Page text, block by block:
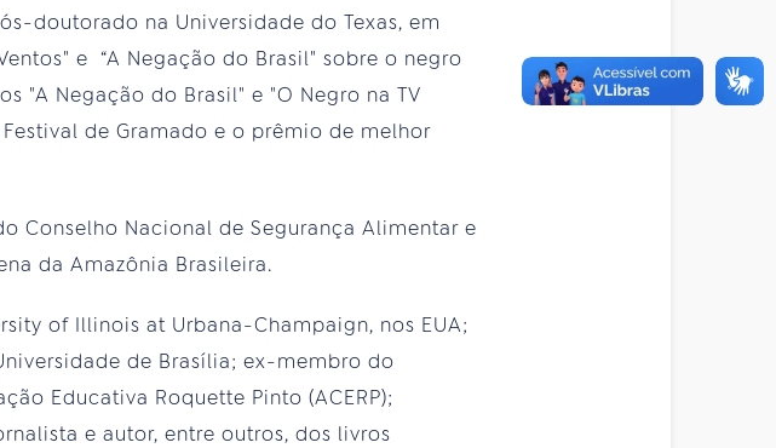
doutorado na Universidade do Texas, em
e “A Negação do Brasil" sobre o negro
"A Negação do Brasil" e "O Negro na TV
de Gramado e o prêmio de melhor
Conselho Nacional de Segurança Alimentar e
da Amazônia Brasileira.
of Illinois at Urbana-Champaign, nos EUA;
de Brasília; ex-membro do
Educativa Roquette Pinto (ACERP);
e autor, entre outros, dos livros